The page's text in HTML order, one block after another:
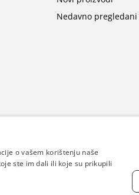
Nedavno
o vašem korištenju naše
ste im dali ili koje su prikupili